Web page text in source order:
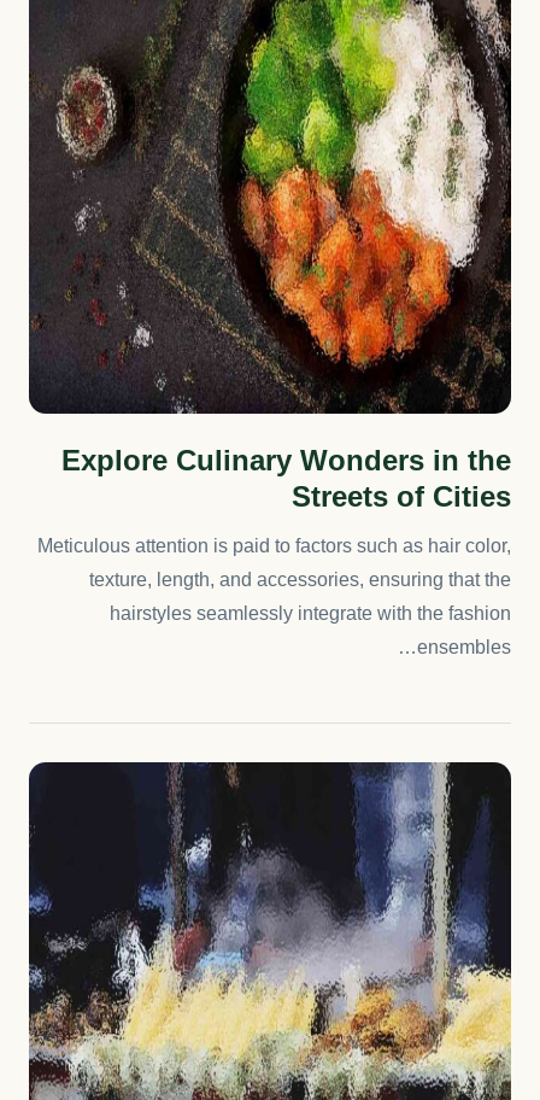
واحد.
Explore Culinary Wonders in the
Streets of Cities
Meticulous attention is paid to factors such as hair color,
texture, length, and accessories, ensuring that the
hairstyles seamlessly integrate with the fashion
ensembles…